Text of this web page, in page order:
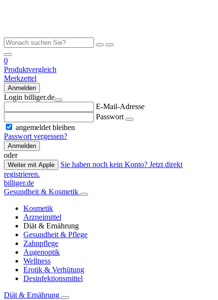
0
Produktvergleich
Merkzettel
Anmelden
Login billiger.de
E-Mail-Adresse
Passwort
angemeldet bleiben
Passwort vergessen?
Anmelden
oder
Weiter mit Apple
Sie haben noch kein Konto? Jetzt direkt
registrieren.
billiger.de
Gesundheit & Kosmetik
Kosmetik
Arzneimittel
Diät & Ernährung
Gesundheit & Pflege
Zahnpflege
Augenoptik
Wellness
Erotik & Verhütung
Desinfektionsmittel
Diät & Ernährung